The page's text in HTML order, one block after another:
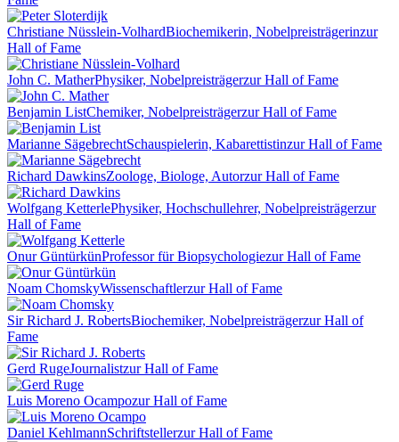
Christiane Nüsslein-VolhardBiochemikerin, Nobelpreisträgerinzur
Hall of Fame
John C. MatherPhysiker, Nobelpreisträgerzur Hall of Fame
Benjamin ListChemiker, Nobelpreisträgerzur Hall of Fame
Marianne SägebrechtSchauspielerin, Kabarettistinzur Hall of Fame
Richard DawkinsZoologe, Biologe, Autorzur Hall of Fame
Wolfgang KetterlePhysiker, Hochschullehrer, Nobelpreisträgerzur
Hall of Fame
Onur GüntürkünProfessor für Biopsychologiezur Hall of Fame
Noam ChomskyWissenschaftlerzur Hall of Fame
Sir Richard J. RobertsBiochemiker, Nobelpreisträgerzur Hall of
Fame
Gerd RugeJournalistzur Hall of Fame
Luis Moreno Ocampozur Hall of Fame
Daniel KehlmannSchriftstellerzur Hall of Fame